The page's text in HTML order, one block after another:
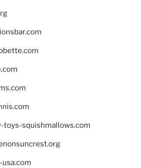
toys-squishmallows.com